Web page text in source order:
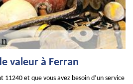
valeur à Ferran
11240 et que vous avez besoin d’un service